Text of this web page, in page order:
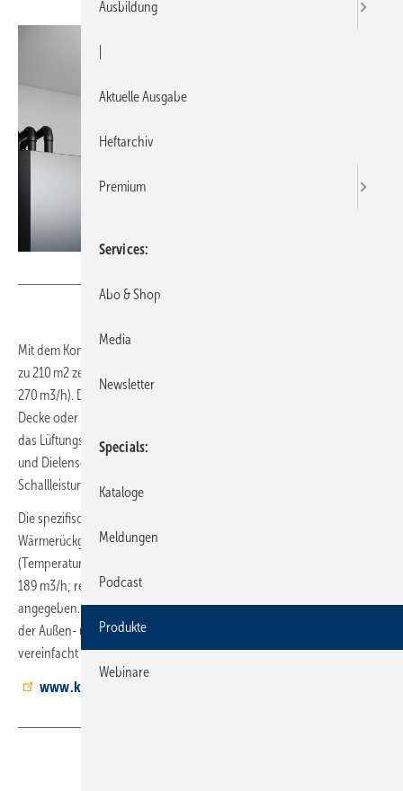
Mit dem Kompaktlüftungsgerät X-Well F270 können Wohnflächen bis
zu 210 m2 zentral belüftet werden (höchster Luftvolumenstrom:
270 m3/h). Die zentrale Wohnungslüftung lässt sich flexibel an der
Decke oder einer Wand platzieren. Mit einer Bautiefe von 28 cm findet
das Lüftungsgerät Platz im Hauswirtschaftsraum oder auch in Küchen-
und Dielenschränken – es arbeitet mit einem sehr niedrigen
Schallleistungspegel von ca. 41 dB(A).
Die spezifische Leistungsaufnahme beträgt 0,25 Wh/m3 und der
Wärmerückgewinnungsgrad wird mit 84,4 %
(Temperaturänderungsgrad nach EN 13141-7 bei Au 7 °C, Ab 20 °C,
189 m3/h; rekuperativer Kreuzgegenstrom-Wärmeübertrager)
angegeben. Die Bedarfsregelung erfolgt über zwei Feuchtesensoren in
der Außen- und Abluft. Die Konstant-Volumenstromregelung
vereinfacht auch die Inbetriebnahme.
www.kermi.de
Ausbildung
Aktuelle Ausgabe
Heftarchiv
Premium
Services
Abo & Shop
Media
Newsletter
Specials
Kataloge
Meldungen
Podcast
Produkte
Webinare